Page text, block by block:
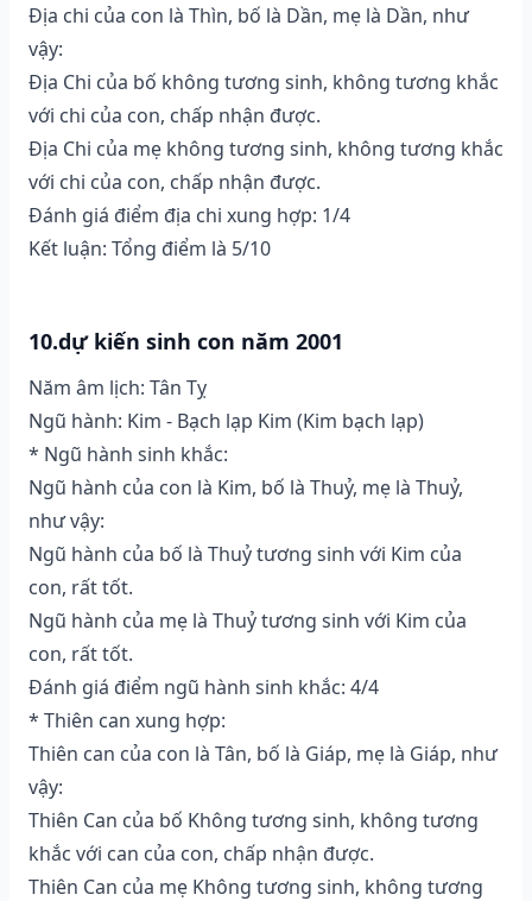
Địa chi của con là Thìn, bố là Dần, mẹ là Dần, như
vậy:
Địa Chi của bố không tương sinh, không tương khắc
với chi của con, chấp nhận được.
Địa Chi của mẹ không tương sinh, không tương khắc
với chi của con, chấp nhận được.
Đánh giá điểm địa chi xung hợp: 1/4
Kết luận: Tổng điểm là 5/10
10.dự kiến sinh con năm 2001
Năm âm lịch: Tân Tỵ
Ngũ hành: Kim - Bạch lạp Kim (Kim bạch lạp)
* Ngũ hành sinh khắc:
Ngũ hành của con là Kim, bố là Thuỷ, mẹ là Thuỷ,
như vậy:
Ngũ hành của bố là Thuỷ tương sinh với Kim của
con, rất tốt.
Ngũ hành của mẹ là Thuỷ tương sinh với Kim của
con, rất tốt.
Đánh giá điểm ngũ hành sinh khắc: 4/4
* Thiên can xung hợp:
Thiên can của con là Tân, bố là Giáp, mẹ là Giáp, như
vậy:
Thiên Can của bố Không tương sinh, không tương
khắc với can của con, chấp nhận được.
Thiên Can của mẹ Không tương sinh, không tương